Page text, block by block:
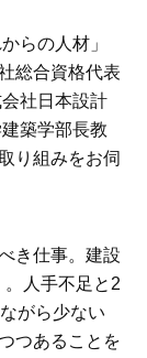
らの人材」
総合資格代表
社日本設計
築学部長教
り組みをお伺
き仕事。建設
人手不足と2
がら少ない
つあることを